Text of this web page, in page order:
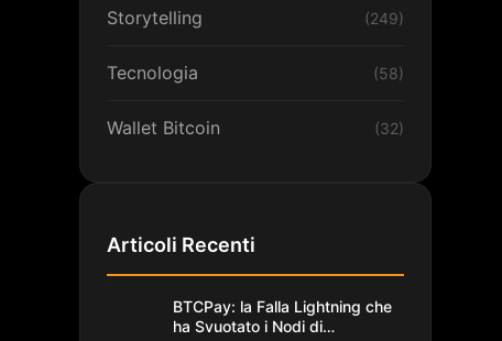
Storytelling (249)
Tecnologia (58)
Wallet Bitcoin (32)
Articoli Recenti
BTCPay: la Falla Lightning che
ha Svuotato i Nodi di